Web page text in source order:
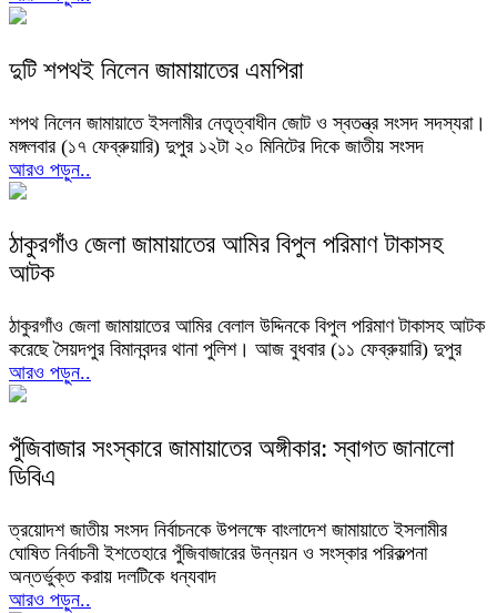
দুটি শপথই নিলেন জামায়াতের এমপিরা
শপথ নিলেন জামায়াতে ইসলামীর নেতৃত্বাধীন জোট ও স্বতন্ত্র সংসদ সদস্যরা।
মঙ্গলবার (১৭ ফেব্রুয়ারি) দুপুর ১২টা ২০ মিনিটের দিকে জাতীয় সংসদ
আরও পড়ুন..
ঠাকুরগাঁও জেলা জামায়াতের আমির বিপুল পরিমাণ টাকাসহ
আটক
ঠাকুরগাঁও জেলা জামায়াতের আমির বেলাল উদ্দিনকে বিপুল পরিমাণ টাকাসহ আটক
করেছে সৈয়দপুর বিমানবন্দর থানা পুলিশ। আজ বুধবার (১১ ফেব্রুয়ারি) দুপুর
আরও পড়ুন..
পুঁজিবাজার সংস্কারে জামায়াতের অঙ্গীকার: স্বাগত জানালো
ডিবিএ
ত্রয়োদশ জাতীয় সংসদ নির্বাচনকে উপলক্ষে বাংলাদেশ জামায়াতে ইসলামীর
ঘোষিত নির্বাচনী ইশতেহারে পুঁজিবাজারের উন্নয়ন ও সংস্কার পরিকল্পনা
অন্তর্ভুক্ত করায় দলটিকে ধন্যবাদ
আরও পড়ুন..